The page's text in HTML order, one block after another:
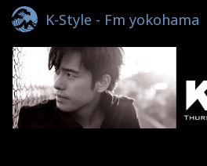
K-Style - Fm yokohama